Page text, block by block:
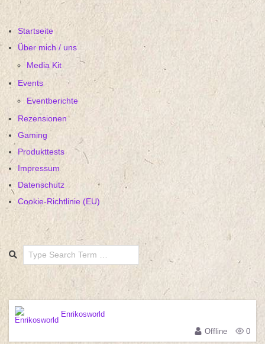
Startseite
Über mich / uns
Media Kit
Events
Eventberichte
Rezensionen
Gaming
Produkttests
Impressum
Datenschutz
Cookie-Richtlinie (EU)
Search
Enrikosworld
Offline
0